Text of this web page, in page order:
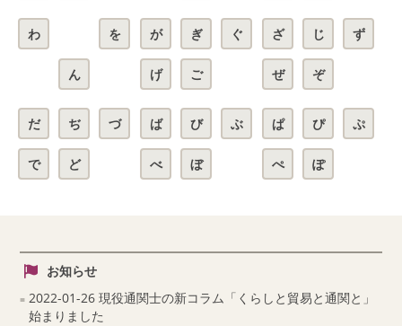
わ を
ん
が ぎ ぐ
げ ご
ざ じ ず
ぜ ぞ
だ ぢ づ
で ど
ば び ぶ
べ ぼ
ぱ ぴ ぷ
ぺ ぽ
お知らせ
2022-01-26 現役通関士の新コラム「くらしと貿易と通関と」
始まりました